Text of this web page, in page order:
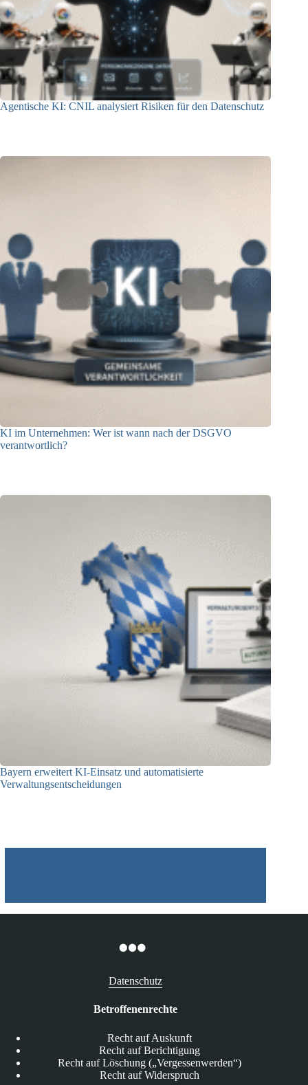
Agentische KI: CNIL analysiert Risiken für den Datenschutz
KI im Unternehmen: Wer ist wann nach der DSGVO
verantwortlich?
Bayern erweitert KI-Einsatz und automatisierte
Verwaltungsentscheidungen
Datenschutz
Betroffenenrechte
Recht auf Auskunft
Recht auf Berichtigung
Recht auf Löschung („Vergessenwerden“)
Recht auf Widerspruch